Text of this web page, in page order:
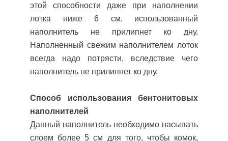
этой способности даже при наполнении
лотка ниже 6 см, использованный
наполнитель не прилипнет ко дну.
Наполненный свежим наполнителем лоток
всегда надо потрясти, вследствие чего
наполнитель не прилипнет ко дну.
Способ использования бентонитовых
наполнителей
Данный наполнитель необходимо насыпать
слоем более 5 см для того, чтобы комок,